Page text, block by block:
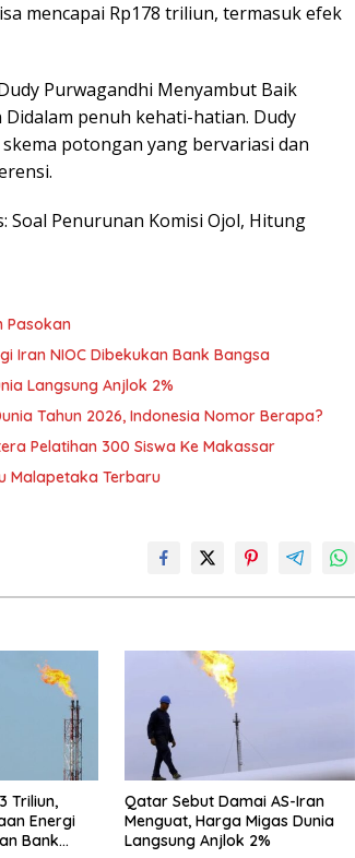
mencapai Rp178 triliun, termasuk efek
Purwagandhi Menyambut Baik
penuh kehati-hatian. Dudy
potongan yang bervariasi dan
Soal Penurunan Komisi Ojol, Hitung
Pasokan
Iran NIOC Dibekukan Bank Bangsa
Langsung Anjlok 2%
Tahun 2026, Indonesia Nomor Berapa?
Pelatihan 300 Siswa Ke Makassar
Malapetaka Terbaru
Triliun,
Energi
Bank
Qatar Sebut Damai AS-Iran
Menguat, Harga Migas Dunia
Langsung Anjlok 2%